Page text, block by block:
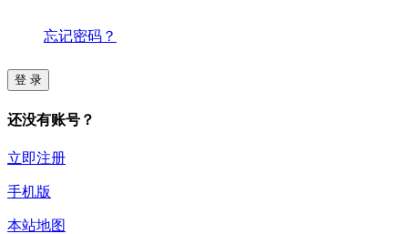
忘记密码？
登 录
还没有账号？
立即注册
手机版
本站地图